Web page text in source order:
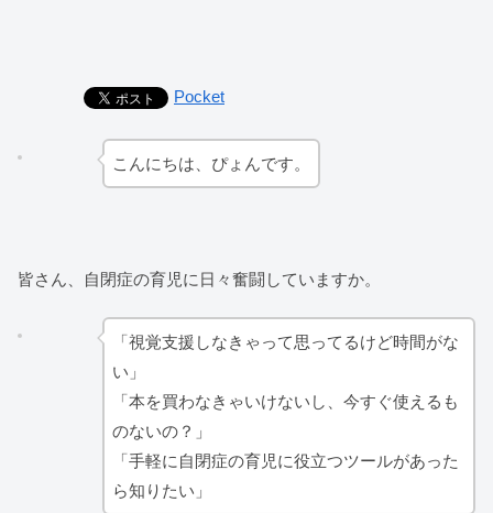
Pocket
こんにちは、ぴょんです。
皆さん、自閉症の育児に日々奮闘していますか。
「視覚支援しなきゃって思ってるけど時間がな
い」
「本を買わなきゃいけないし、今すぐ使えるも
のないの？」
「手軽に自閉症の育児に役立つツールがあった
ら知りたい」